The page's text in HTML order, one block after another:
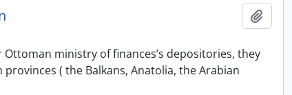
ministry of finances’s depositories, they
( the Balkans, Anatolia, the Arabian